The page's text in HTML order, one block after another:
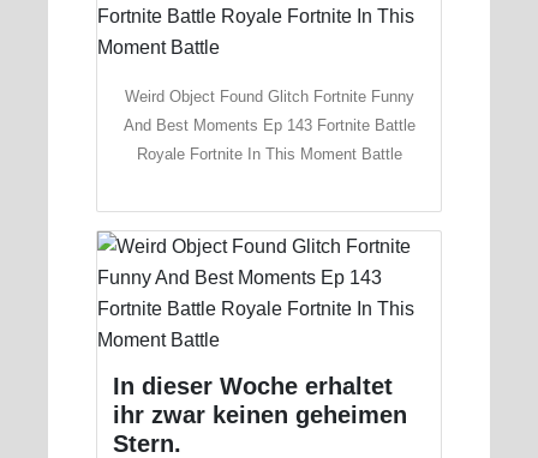
Weird Object Found Glitch Fortnite Funny
And Best Moments Ep 143 Fortnite Battle
Royale Fortnite In This Moment Battle
In dieser Woche erhaltet
ihr zwar keinen geheimen
Stern.